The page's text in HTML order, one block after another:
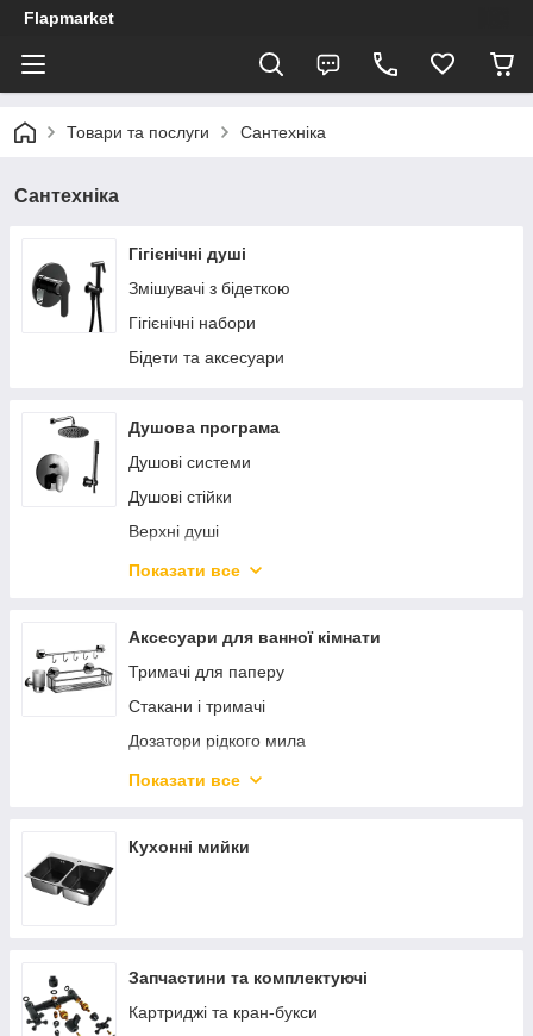
Flapmarket
Товари та послуги Сантехніка
Сантехніка
Гігієнічні душі
Змішувачі з бідеткою
Гігієнічні набори
Бідети та аксесуари
Душова програма
Душові системи
Душові стійки
Верхні душі
Душові лійки
Тримачі для душу
Душові трапи, дренажні канали
Показати все
Аксесуари для ванної кімнати
Тримачі для паперу
Стакани і тримачі
Дозатори рідкого мила
Мильниці
Рушникотримачі та полиці
Поручні до ванн і туалетів
Показати все
Кухонні мийки
Запчастини та комплектуючі
Картриджі та кран-букси